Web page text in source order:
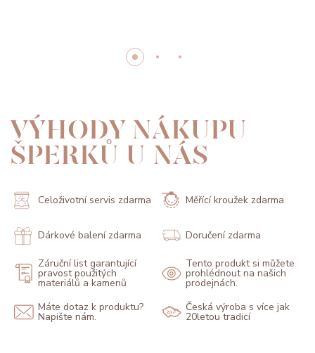
VÝHODY NÁKUPU
ŠPERKŮ U NÁS
Celoživotní servis zdarma Měřící kroužek zdarma
Dárkové balení zdarma Doručení zdarma
Záruční list garantující
pravost použitých
materiálů a kamenů
Tento produkt si můžete
prohlédnout na našich
prodejnách.
Máte dotaz k produktu?
Napište nám.
Česká výroba s více jak
20letou tradicí